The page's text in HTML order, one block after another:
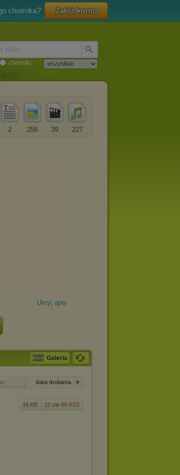
chomika? Załóż konto
chomiki
227
39
256
2
Ukryj opis
Galeria
data dodania
16 KB 12 sie 09 9:53